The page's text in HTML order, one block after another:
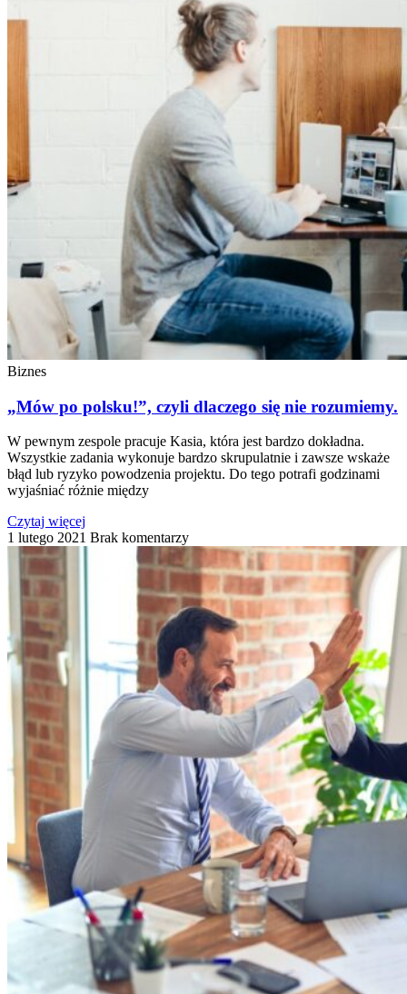
Biznes
„Mów po polsku!”, czyli dlaczego się nie rozumiemy.
W pewnym zespole pracuje Kasia, która jest bardzo dokładna.
Wszystkie zadania wykonuje bardzo skrupulatnie i zawsze wskaże
błąd lub ryzyko powodzenia projektu. Do tego potrafi godzinami
wyjaśniać różnie między
Czytaj więcej
1 lutego 2021 Brak komentarzy